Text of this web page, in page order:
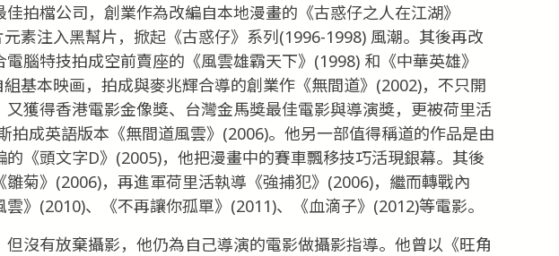
拍檔公司，創業作為改編自本地漫畫的《古惑仔之人在江湖》
素注入黑幫片，掀起《古惑仔》系列(1996-1998) 風潮。其後再改
腦特技拍成空前賣座的《風雲雄霸天下》(1998) 和《中華英雄》
基本映画，拍成與麥兆輝合導的創業作《無間道》(2002)，不只開
又獲得香港電影金像獎、台灣金馬獎最佳電影與導演獎，更被荷里活
拍成英語版本《無間道風雲》(2006)。他另一部值得稱道的作品是由
的《頭文字D》(2005)，他把漫畫中的賽車飄移技巧活現銀幕。其後
菊》(2006)，再進軍荷里活執導《強捕犯》(2006)，繼而轉戰內
》(2010)、《不再讓你孤單》(2011)、《血滴子》(2012)等電影。
但沒有放棄攝影，他仍為自己導演的電影做攝影指導。他曾以《旺角